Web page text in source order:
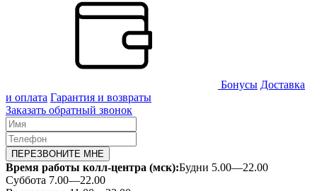
Бонусы Доставка
и оплата Гарантия и возвраты
Заказать обратный звонок
ПЕРЕЗВОНИТЕ МНЕ
Время работы колл-центра (мск):Будни 5.00—22.00
Суббота 7.00—22.00